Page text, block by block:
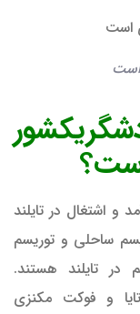
است
و اشتغال در تایلند
ساحلی و توریسم
در تایلند هستند.
و فوکت مکنزی